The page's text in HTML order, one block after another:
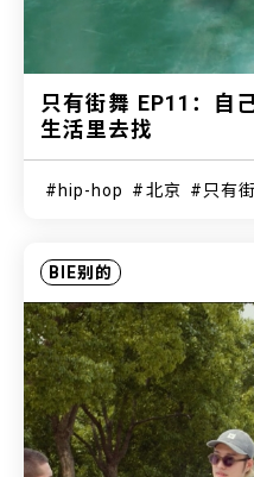
只有街舞 EP11：自
生活里去找
hip-hop 北京 只有
BIE别的